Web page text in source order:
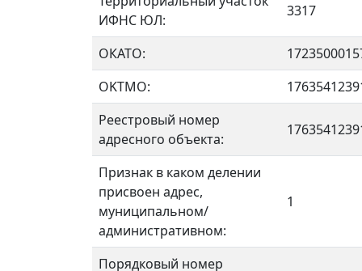
ИФНС ЮЛ:
3317
ОКАТО:
OKTMO:
Реестровый номер
адресного объекта:
Признак в каком делении
присвоен адрес,
муниципальном/
административном:
1
Порядковый номер